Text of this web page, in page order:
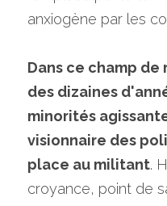
anxiogène par les
Dans ce champ
des dizaines
minorités
visionnaire des
place au militant.
croyance, point de